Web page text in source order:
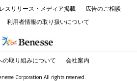
スリリース・メディア掲載
広告のご相談
利用者情報の取り扱いについて
の取り組みについて 会社案内
Corporation All rights reserved.